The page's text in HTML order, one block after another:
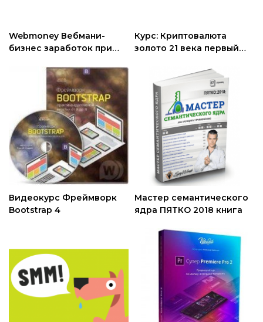
Webmoney Вебмани-
бизнес заработок при
системы WM
Курс: Криптовалюта
золото 21 века первый
криптовалютах
Видеокурс Фреймворк
Bootstrap 4
Мастер семантического
ядра ПЯТКО 2018 книга